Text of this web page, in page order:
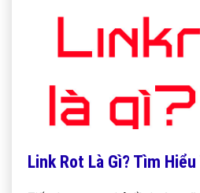
Link Rot Là Gì? Tìm